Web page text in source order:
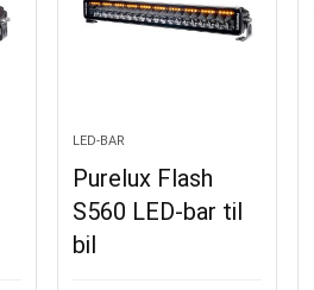
LED-BAR
Purelux Flash
S560 LED-bar til
bil